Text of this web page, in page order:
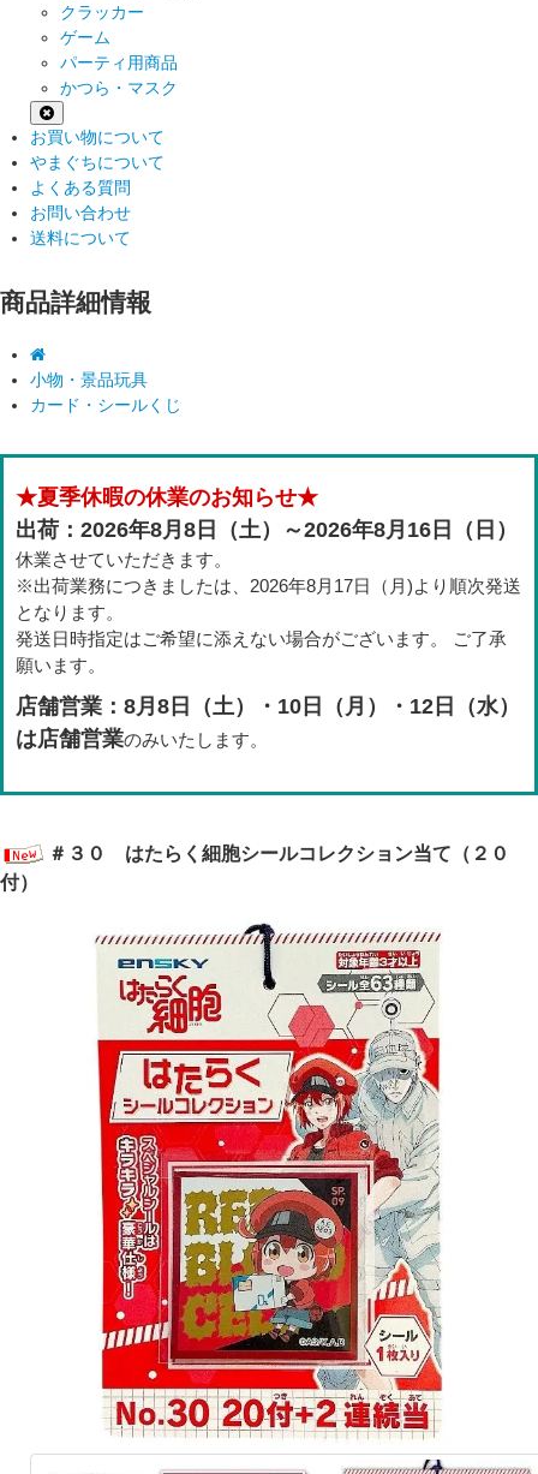
クラッカー
ゲーム
パーティ用商品
かつら・マスク
お買い物について
やまぐちについて
よくある質問
お問い合わせ
送料について
商品詳細情報
小物・景品玩具
カード・シールくじ
★夏季休暇の休業のお知らせ★
出荷：2026年8月8日（土）～2026年8月16日（日）
休業させていただきます。
※出荷業務につきましたは、2026年8月17日（月)より順次発送
となります。
発送日時指定はご希望に添えない場合がございます。 ご了承
願います。
店舗営業：8月8日（土）・10日（月）・12日（水）
は店舗営業のみいたします。
＃３０ はたらく細胞シールコレクション当て（２０
付）